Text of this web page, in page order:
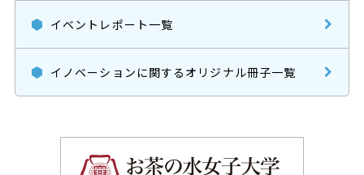
イベントレポート一覧
イノベーションに関するオリジナル冊子一覧